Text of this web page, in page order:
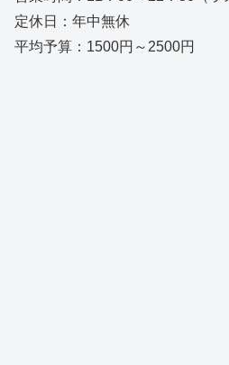
定休日：年中無休
平均予算：1500円～2500円